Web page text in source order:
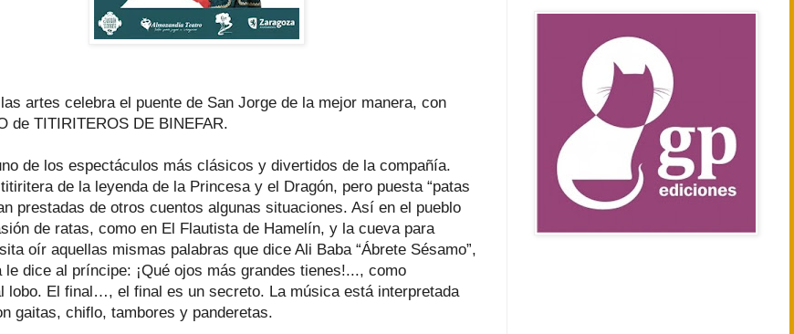
artes celebra el puente de San Jorge de la mejor manera, con
de TITIRITEROS DE BINEFAR.
de los espectáculos más clásicos y divertidos de la compañía.
de la leyenda de la Princesa y el Dragón, pero puesta “patas
prestadas de otros cuentos algunas situaciones. Así en el pueblo
de ratas, como en El Flautista de Hamelín, y la cueva para
oír aquellas mismas palabras que dice Ali Baba “Ábrete Sésamo”,
le dice al príncipe: ¡Qué ojos más grandes tienes!..., como
lobo. El final…, el final es un secreto. La música está interpretada
gaitas, chiflo, tambores y panderetas.